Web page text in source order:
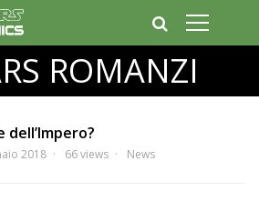
ROMANZI
dell’Impero?
2018 66 views News